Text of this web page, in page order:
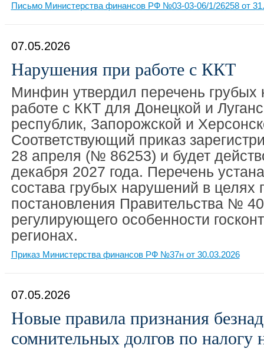
Письмо Министерства финансов РФ №03-03-06/1/26258 от
07.05.2026
Нарушения при работе с ККТ
Минфин утвердил перечень грубых
работе с ККТ для Донецкой и
республик, Запорожской и
Соответствующий приказ
28 апреля (№ 86253) и будет
декабря 2027 года. Перечень
состава грубых нарушений в целях
постановления Правительства №
регулирующего особенности
регионах.
Приказ Министерства финансов РФ №37н от 30.03.2026
07.05.2026
Новые правила признания
сомнительных долгов по налогу